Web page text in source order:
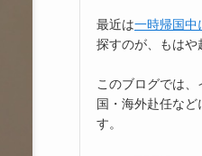
最近は一時帰国中
探すのが、もはや
このブログでは
国・海外赴任など
す。